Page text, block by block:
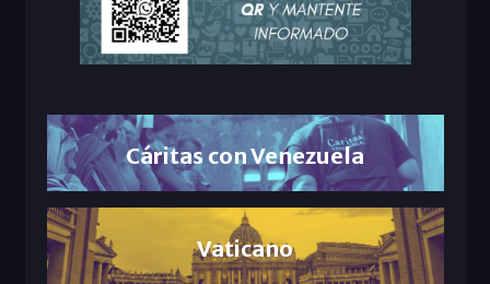
Cáritas con Venezuela
Vaticano